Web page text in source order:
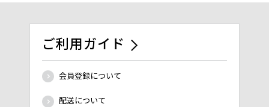
ご利用ガイド
会員登録について
配送について